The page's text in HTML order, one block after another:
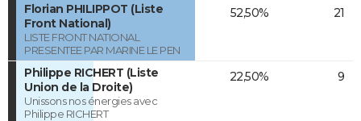
Florian PHILIPPOT (Liste
Front National)
LISTE FRONT NATIONAL
PRESENTEE PAR MARINE LE PEN
52,50% 21
Philippe RICHERT (Liste
Union de la Droite)
Unissons nos énergies avec
Philippe RICHERT
22,50% 9